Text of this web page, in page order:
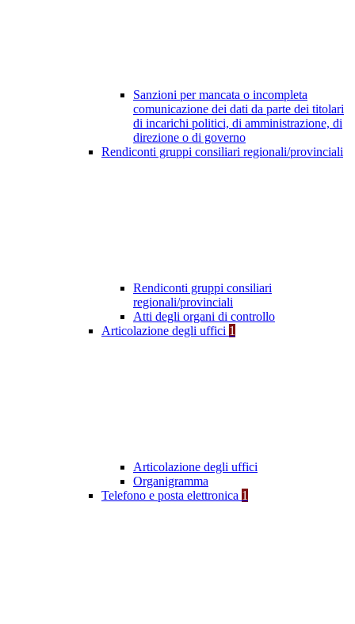
Sanzioni per mancata o incompleta
comunicazione dei dati da parte dei titolari
di incarichi politici, di amministrazione, di
direzione o di governo
Rendiconti gruppi consiliari regionali/provinciali
Rendiconti gruppi consiliari
regionali/provinciali
Atti degli organi di controllo
Articolazione degli uffici 1
Articolazione degli uffici
Organigramma
Telefono e posta elettronica 1